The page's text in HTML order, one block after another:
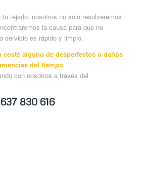
tejado, nosotros no solo resolveremos
la causa para que no
servicio es rápido y limpio.
coste alguno de desperfectos o daños
del tiempo
con nosotros a través del
637 830 616